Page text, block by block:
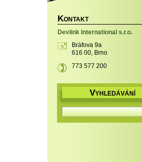
KONTAKT
Devlink International s.r.o.
Bráfova 9a
616 00, Brno
773 577 200
VYHLEDÁVÁNÍ